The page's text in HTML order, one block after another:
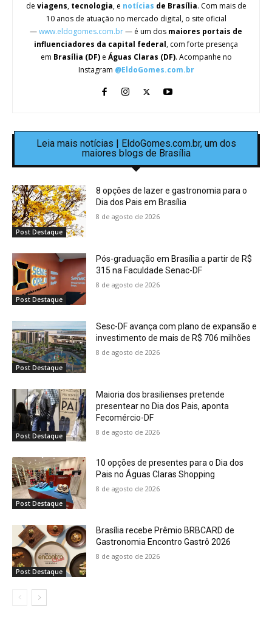
de viagens, tecnologia, e notícias de Brasília. Com mais de
10 anos de atuação no mercado digital, o site oficial
—www.eldogomes.com.br— é um dos maiores portais de
influenciadores da capital federal, com forte presença
em Brasília (DF)e Águas Claras (DF). Acompanhe no
Instagram @EldoGomes.com.br
Leia mais notícias | EldoGomes.com.br, um dos
maiores blogs de Brasília
Post Destaque
8 opções de lazer e gastronomia para o
Dia dos Pais em Brasília
8 de agosto de 2026
Post Destaque
Pós-graduação em Brasília a partir de R$
315 na Faculdade Senac-DF
8 de agosto de 2026
Post Destaque
Sesc-DF avança com plano de expansão e
investimento de mais de R$ 706 milhões
8 de agosto de 2026
Post Destaque
Maioria dos brasilienses pretende
presentear no Dia dos Pais, aponta
Fecomércio-DF
8 de agosto de 2026
Post Destaque
10 opções de presentes para o Dia dos
Pais no Águas Claras Shopping
8 de agosto de 2026
Post Destaque
Brasília recebe Prêmio BRBCARD de
Gastronomia Encontro Gastrô 2026
8 de agosto de 2026